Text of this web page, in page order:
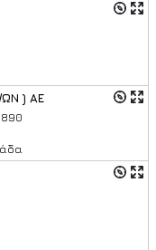
ΩΝ ) ΑΕ